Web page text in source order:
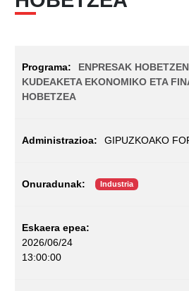
ENPRESAK
KUDEAKETA EKONOMIKO ETA
HOBETZEA
GIPUZKOAKO
Industria
2026/06/24
13:00:00